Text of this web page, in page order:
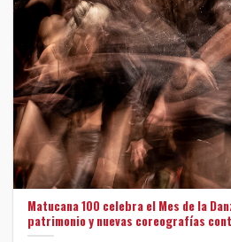
Matucana 100 celebra el Mes de la
patrimonio y nuevas coreografías